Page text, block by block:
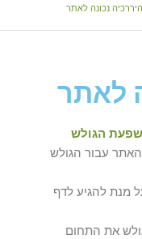
היררכיה נכונה לאתר
לאתר
הגולש
עבור הגולש
מנת להגיע לדף
את התחום